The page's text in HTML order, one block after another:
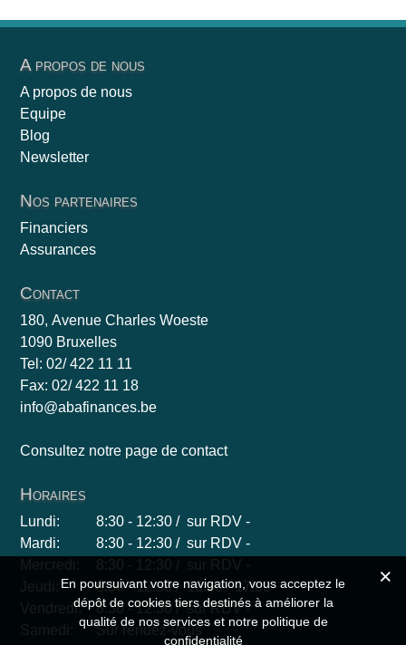
A propos de nous
A propos de nous
Equipe
Blog
Newsletter
Nos partenaires
Financiers
Assurances
Contact
180, Avenue Charles Woeste
1090 Bruxelles
Tel: 02/ 422 11 11
Fax: 02/ 422 11 18
info@abafinances.be
Consultez notre page de contact
Horaires
Lundi:
8:30 - 12:30 / sur RDV -
Mardi:
8:30 - 12:30 / sur RDV -
Mercredi:
8:30 - 12:30 / sur RDV -
Jeudi:
8:30 - 12:30 / 13:30 - 17:00
Vendredi:
8:30 - 12:30 / sur RDV -
Samedi:
Sur rendez-vous
En poursuivant votre navigation, vous acceptez le
dépôt de cookies tiers destinés à améliorer la
qualité de nos services et notre politique de
confidentialité